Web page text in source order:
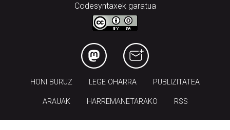
Codesyntaxek garatua
HONI BURUZ LEGE OHARRA PUBLIZITATEA
ARAUAK HARREMANETARAKO RSS